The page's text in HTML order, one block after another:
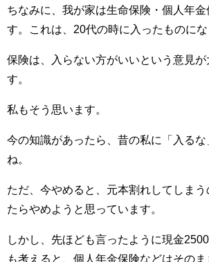
ちなみに、我が家は生命保険・個人年金
す。これは、20代の時に入ったものにな
保険は、入らない方がいいという意見が
す。
私もそう思います。
今の知識があったら、昔の私に「入る
ね。
ただ、今やめると、元本割れしてしま
たらやめようと思っています。
しかし、先ほども言ったように現金
も考えると、個人年金保険などはその